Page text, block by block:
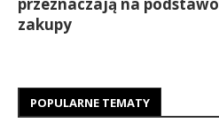
przeznaczają na
zakupy
POPULARNE TEMATY